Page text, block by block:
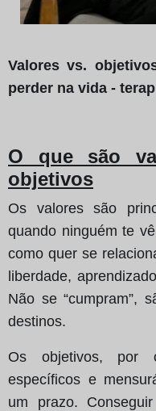
Valores vs.
perder na vida -
O que são
objetivos
Os valores são
quando ninguém te
como quer se
liberdade,
Não se “cumpram”,
destinos.
Os objetivos, por
específicos e
um prazo.